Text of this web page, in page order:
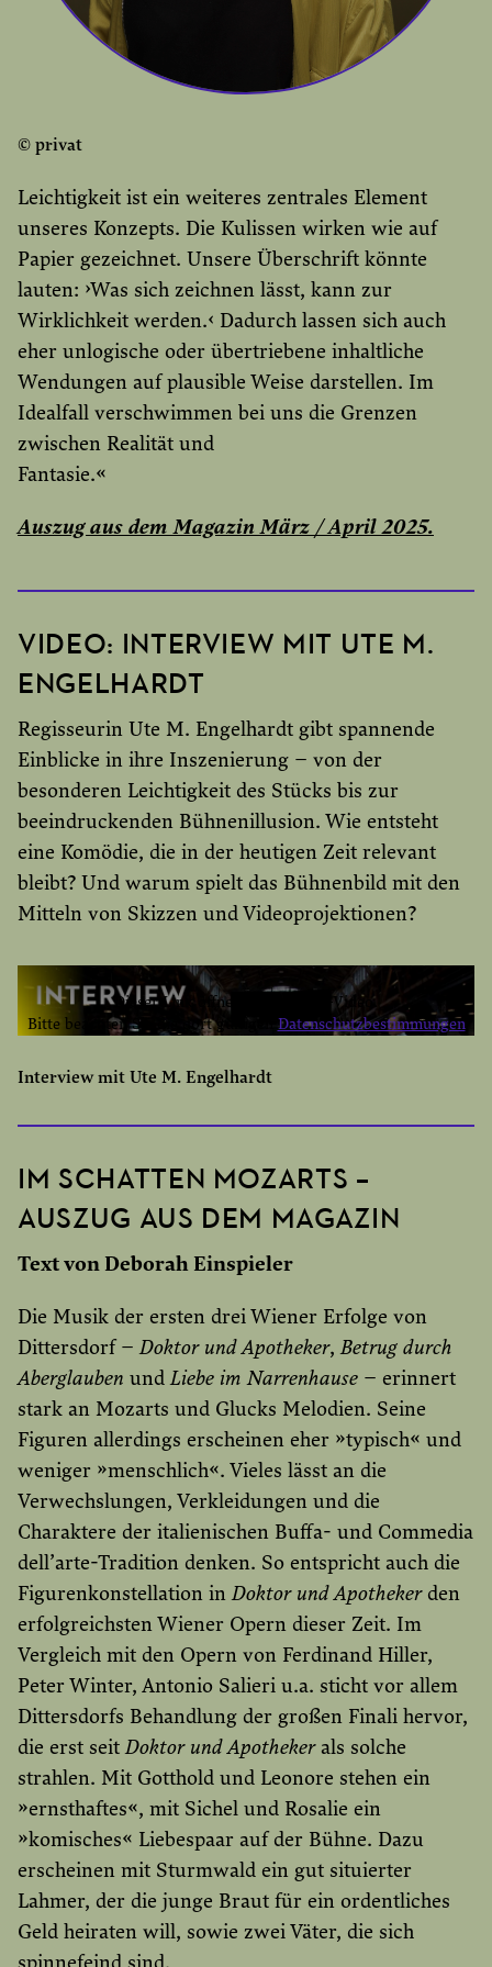
© privat
Leichtigkeit ist ein weiteres zentrales Element
unseres Konzepts. Die Kulissen wirken wie auf
Papier gezeichnet. Unsere Überschrift könnte
lauten: ›Was sich zeichnen lässt, kann zur
Wirklichkeit werden.‹ Dadurch lassen sich auch
eher unlogische oder übertriebene inhaltliche
Wendungen auf plausible Weise darstellen. Im
Idealfall verschwimmen bei uns die Grenzen
zwischen Realität und
Fantasie.«
Auszug aus dem Magazin März / April 2025.
VIDEO: INTERVIEW MIT UTE M.
ENGELHARDT
Regisseurin Ute M. Engelhardt gibt spannende
Einblicke in ihre Inszenierung – von der
besonderen Leichtigkeit des Stücks bis zur
beeindruckenden Bühnenillusion. Wie entsteht
eine Komödie, die in der heutigen Zeit relevant
bleibt? Und warum spielt das Bühnenbild mit den
Mitteln von Skizzen und Videoprojektionen?
Dieser Link öffnet ein YouTube-Video.
Bitte beachten Sie die dort gültigen Datenschutzbestimmungen
YOUTUBE EINMAL AKTIVIEREN
Interview mit Ute M. Engelhardt
IM SCHATTEN MOZARTS –
AUSZUG AUS DEM MAGAZIN
Text von Deborah Einspieler
Die Musik der ersten drei Wiener Erfolge von
Dittersdorf –Doktor und Apotheker,Betrug durch
Aberglauben undLiebe im Narrenhause – erinnert
stark an Mozarts und Glucks Melodien. Seine
Figuren allerdings erscheinen eher »typisch« und
weniger »menschlich«. Vieles lässt an die
Verwechslungen, Verkleidungen und die
Charaktere der italienischen Buffa- und Commedia
dell’arte-Tradition denken. So entspricht auch die
Figurenkonstellation inDoktor und Apothekerden
erfolgreichsten Wiener Opern dieser Zeit. Im
Vergleich mit den Opern von Ferdinand Hiller,
Peter Winter, Antonio Salieri u.a. sticht vor allem
Dittersdorfs Behandlung der großen Finali hervor,
die erst seitDoktor und Apothekerals solche
strahlen. Mit Gotthold und Leonore stehen ein
»ernsthaftes«, mit Sichel und Rosalie ein
»komisches« Liebespaar auf der Bühne. Dazu
erscheinen mit Sturmwald ein gut situierter
Lahmer, der die junge Braut für ein ordentliches
Geld heiraten will, sowie zwei Väter, die sich